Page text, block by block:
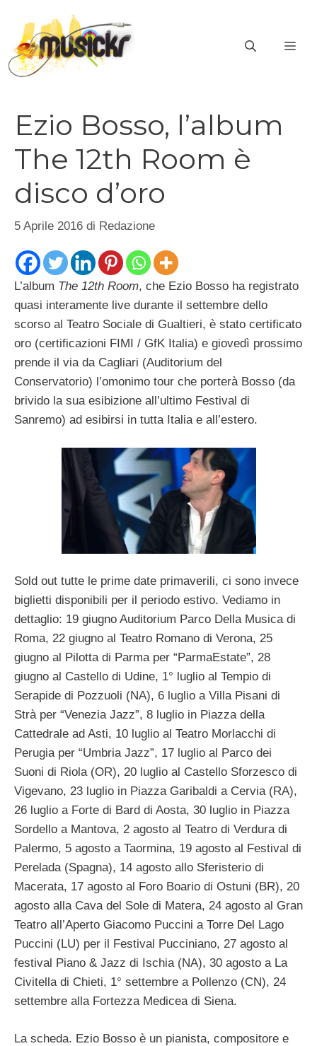
contenuto
Ezio Bosso, l’album
The 12th Room è
disco d’oro
5 Aprile 2016 di Redazione
L’album The 12th Room, che Ezio Bosso ha registrato
quasi interamente live durante il settembre dello
scorso al Teatro Sociale di Gualtieri, è stato certificato
oro (certificazioni FIMI / GfK Italia) e giovedì prossimo
prende il via da Cagliari (Auditorium del
Conservatorio) l’omonimo tour che porterà Bosso (da
brivido la sua esibizione all’ultimo Festival di
Sanremo) ad esibirsi in tutta Italia e all’estero.
Sold out tutte le prime date primaverili, ci sono invece
biglietti disponibili per il periodo estivo. Vediamo in
dettaglio: 19 giugno Auditorium Parco Della Musica di
Roma, 22 giugno al Teatro Romano di Verona, 25
giugno al Pilotta di Parma per “ParmaEstate”, 28
giugno al Castello di Udine, 1° luglio al Tempio di
Serapide di Pozzuoli (NA), 6 luglio a Villa Pisani di
Strà per “Venezia Jazz”, 8 luglio in Piazza della
Cattedrale ad Asti, 10 luglio al Teatro Morlacchi di
Perugia per “Umbria Jazz”, 17 luglio al Parco dei
Suoni di Riola (OR), 20 luglio al Castello Sforzesco di
Vigevano, 23 luglio in Piazza Garibaldi a Cervia (RA),
26 luglio a Forte di Bard di Aosta, 30 luglio in Piazza
Sordello a Mantova, 2 agosto al Teatro di Verdura di
Palermo, 5 agosto a Taormina, 19 agosto al Festival di
Perelada (Spagna), 14 agosto allo Sferisterio di
Macerata, 17 agosto al Foro Boario di Ostuni (BR), 20
agosto alla Cava del Sole di Matera, 24 agosto al Gran
Teatro all’Aperto Giacomo Puccini a Torre Del Lago
Puccini (LU) per il Festival Pucciniano, 27 agosto al
festival Piano & Jazz di Ischia (NA), 30 agosto a La
Civitella di Chieti, 1° settembre a Pollenzo (CN), 24
settembre alla Fortezza Medicea di Siena.
La scheda. Ezio Bosso è un pianista, compositore e